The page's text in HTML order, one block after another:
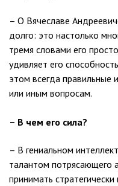
– О Вячеславе
долго: это настолько
тремя словами его
удивляет его
этом всегда правильные
или иным вопросам.
– В чем его сила?
– В гениальном
талантом потрясающего
принимать